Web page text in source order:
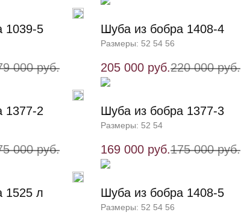
1039-5
000 руб.
Шуба из бобра 1408-4
Размеры: 52 54 56
205 000 руб.220 000 руб.
1377-2
000 руб.
Шуба из бобра 1377-3
Размеры: 52 54
169 000 руб.175 000 руб.
1525 л Шуба из бобра 1408-5
Размеры: 52 54 56